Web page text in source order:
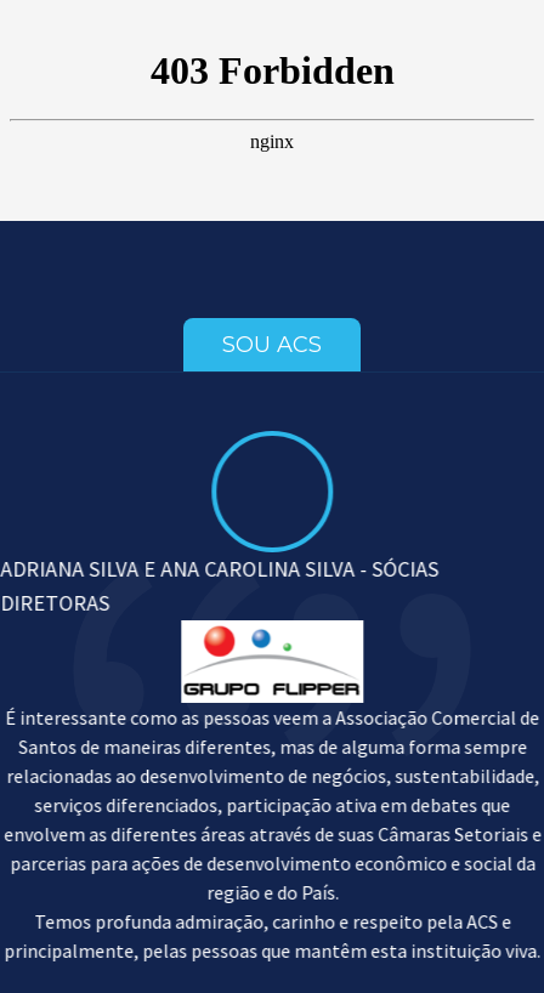
SOU ACS
ADRIANA SILVA E ANA CAROLINA SILVA - SÓCIAS
DIRETORAS
É interessante como as pessoas veem a Associação Comercial de
Santos de maneiras diferentes, mas de alguma forma sempre
relacionadas ao desenvolvimento de negócios, sustentabilidade,
serviços diferenciados, participação ativa em debates que
envolvem as diferentes áreas através de suas Câmaras Setoriais e
parcerias para ações de desenvolvimento econômico e social da
região e do País.
Temos profunda admiração, carinho e respeito pela ACS e
principalmente, pelas pessoas que mantêm esta instituição viva.